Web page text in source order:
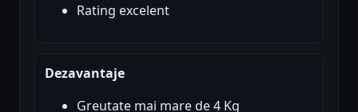
Rating excelent
Dezavantaje
Greutate mai mare de 4 Kg